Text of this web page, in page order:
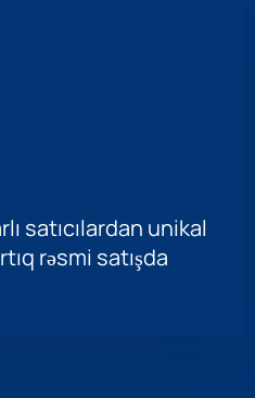
satıcılardan unikal
rəsmi satışda